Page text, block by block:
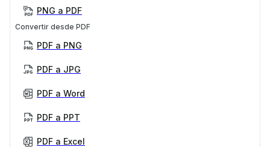
PNG a PDF
Convertir desde PDF
PDF a PNG
PDF a JPG
PDF a Word
PDF a PPT
PDF a Excel